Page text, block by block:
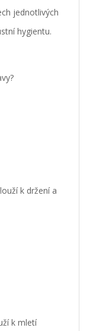
jednotlivých
hygientu.
k držení a
k mletí